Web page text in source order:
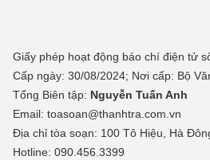
Giấy phép hoạt động báo chí điện tử
Cấp ngày: 30/08/2024; Nơi cấp: Bộ
Tổng Biên tập: Nguyễn Tuấn Anh
Email: toasoan@thanhtra.com.vn
Địa chỉ tòa soạn: 100 Tô Hiệu, Hà
Hotline: 090.456.3399